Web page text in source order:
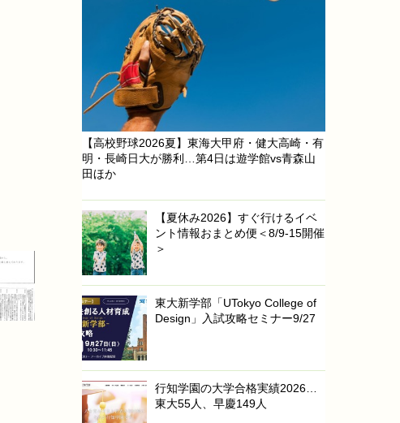
【高校野球2026夏】東海大甲府・健大高崎・有
明・長崎日大が勝利…第4日は遊学館vs青森山
田ほか
【夏休み2026】すぐ行けるイベ
ント情報おまとめ便＜8/9-15開催
＞
東大新学部「UTokyo College of
Design」入試攻略セミナー9/27
行知学園の大学合格実績2026…
東大55人、早慶149人